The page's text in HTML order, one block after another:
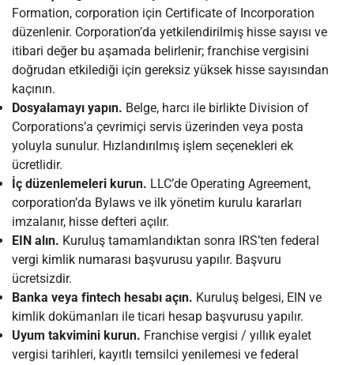
Formation, corporation için Certificate of Incorporation
düzenlenir. Corporation’da yetkilendirilmiş hisse sayısı ve
itibari değer bu aşamada belirlenir; franchise vergisini
doğrudan etkilediği için gereksiz yüksek hisse sayısından
kaçının.
Dosyalamayı yapın. Belge, harcı ile birlikte Division of
Corporations’a çevrimiçi servis üzerinden veya posta
yoluyla sunulur. Hızlandırılmış işlem seçenekleri ek
ücretlidir.
İç düzenlemeleri kurun. LLC’de Operating Agreement,
corporation’da Bylaws ve ilk yönetim kurulu kararları
imzalanır, hisse defteri açılır.
EIN alın. Kuruluş tamamlandıktan sonra IRS’ten federal
vergi kimlik numarası başvurusu yapılır. Başvuru
ücretsizdir.
Banka veya fintech hesabı açın. Kuruluş belgesi, EIN ve
kimlik dokümanları ile ticari hesap başvurusu yapılır.
Uyum takvimini kurun. Franchise vergisi / yıllık eyalet
vergisi tarihleri, kayıtlı temsilci yenilemesi ve federal